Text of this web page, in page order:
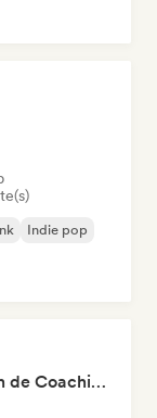
Indie pop
Structure ta carrière en 1h de Coaching